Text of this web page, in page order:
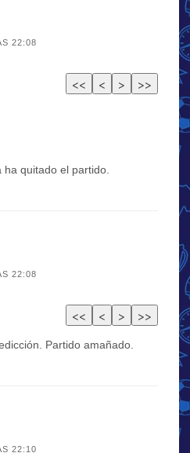
22:08
ha quitado el partido.
22:08
Partido amañado.
22:10